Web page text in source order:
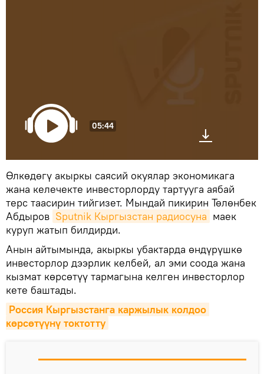
05:44
Өлкөдөгү акыркы саясий окуялар экономикага
жана келечекте инвесторлорду тартууга аябай
терс таасирин тийгизет. Мындай пикирин Төлөнбек
Абдыров Sputnik Кыргызстан радиосуна маек
куруп жатып билдирди.
Анын айтымында, акыркы убактарда өндүрүшкө
инвесторлор дээрлик келбей, ал эми соода жана
кызмат көрсөтүү тармагына келген инвесторлор
кете баштады.
Россия Кыргызстанга каржылык колдоо
көрсөтүүнү токтотту